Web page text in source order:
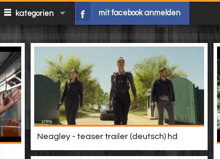
kategorien mit facebook anmelden
Neagley - teaser trailer (deutsch) hd